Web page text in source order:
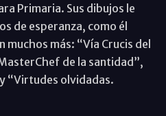
Primaria. Sus dibujos le
de esperanza, como él
muchos más: “Vía Crucis del
de la santidad”,
“Virtudes olvidadas.